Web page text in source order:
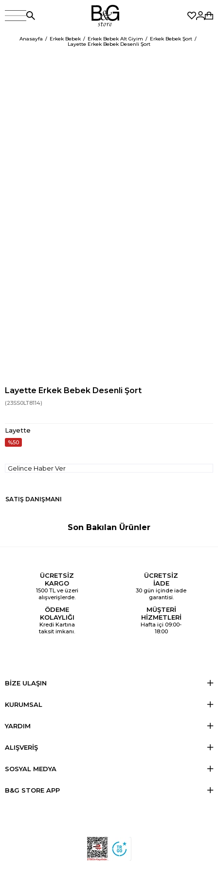
Anasayfa Erkek Bebek Erkek Bebek Alt Giyim
Erkek Bebek Şort
Layette Erkek Bebek Desenli Şort
Layette Erkek Bebek Desenli Şort
(23SS0LT8114)
Layette
50
Gelince Haber Ver
SATIŞ DANIŞMANI
Son Bakılan Ürünler
ÜCRETSİZ
KARGO
1500 TL ve üzeri
alışverişlerde.
ÜCRETSİZ
İADE
30 gün içinde iade
garantisi.
ÖDEME
KOLAYLIĞI
Kredi Kartına
taksit imkanı.
MÜŞTERİ
HİZMETLERİ
Hafta içi 09:00-
18:00
BİZE ULAŞIN
KURUMSAL
YARDIM
ALIŞVERİŞ
SOSYAL MEDYA
B&G STORE APP